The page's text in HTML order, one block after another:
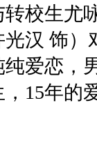
校生尤
汉 饰）
爱恋，
15年的